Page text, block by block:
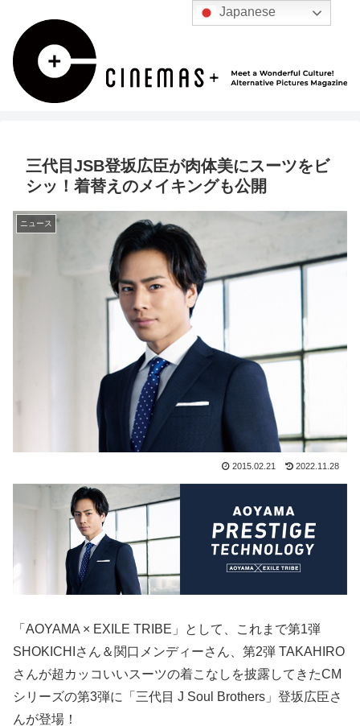
三代目JSB登坂広臣が肉体美にスーツをビ
シッ！着替えのメイキングも公開
ニュース
2015.02.21 2022.11.28
「AOYAMA × EXILE TRIBE」として、これまで第1弾
SHOKICHIさん＆関口メンディーさん、第2弾 TAKAHIRO
さんが超カッコいいスーツの着こなしを披露してきたCM
シリーズの第3弾に「三代目 J Soul Brothers」登坂広臣さ
んが登場！
Japanese